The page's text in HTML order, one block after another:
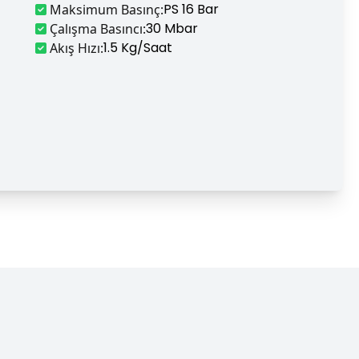
Maksimum Basınç:PS 16 Bar
Çalışma Basıncı:30 Mbar
Akış Hızı:1.5 Kg/saat